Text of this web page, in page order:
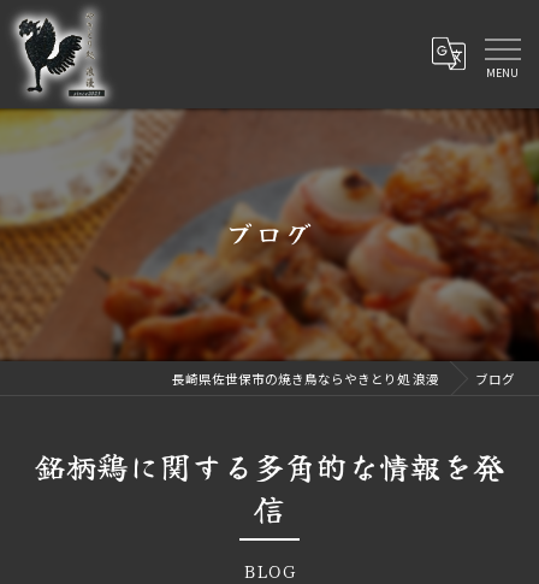
ブログ
長崎県佐世保市の焼き鳥ならやきとり処 浪漫 ブログ
銘柄鶏に関する多角的な情報を発
信
BLOG